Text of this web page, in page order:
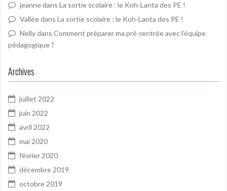
jeannedans La sortie scolaire : le Koh-Lanta des PE !
Valléedans La sortie scolaire : le Koh-Lanta des PE !
Nellydans Comment préparer ma pré-rentrée avec l’équipe
pédagogique ?
Archives
juillet 2022
juin 2022
avril 2022
mai 2020
février 2020
décembre 2019
octobre 2019